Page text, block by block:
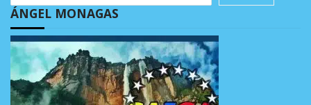
ÁNGEL MONAGAS